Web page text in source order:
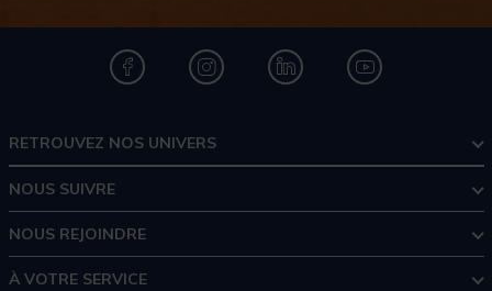
RETROUVEZ NOS UNIVERS
NOUS SUIVRE
NOUS REJOINDRE
À VOTRE SERVICE